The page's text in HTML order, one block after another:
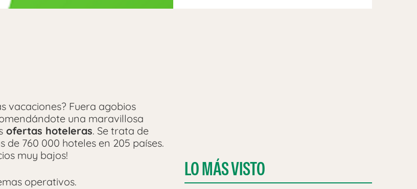
vacaciones? Fuera agobios
una maravillosa
ofertas hoteleras. Se trata de
760 000 hoteles en 205 países.
muy bajos!
operativos.
LO MÁS VISTO